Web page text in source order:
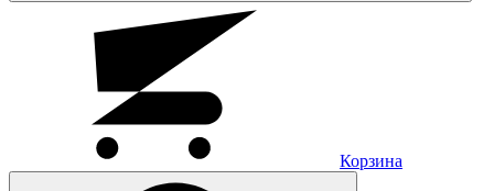
Корзина